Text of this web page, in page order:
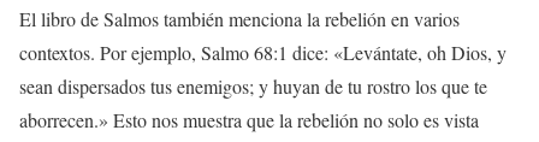
El libro de Salmos también menciona la rebelión en varios
contextos. Por ejemplo, Salmo 68:1 dice: «Levántate, oh Dios, y
sean dispersados tus enemigos; y huyan de tu rostro los que te
aborrecen.» Esto nos muestra que la rebelión no solo es vista